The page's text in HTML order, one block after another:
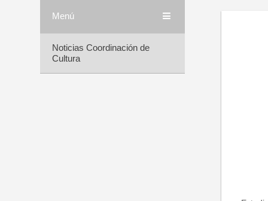
Menú
Noticias Coordinación de
Cultura